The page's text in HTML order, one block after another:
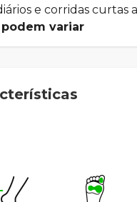
e corridas curtas
variar